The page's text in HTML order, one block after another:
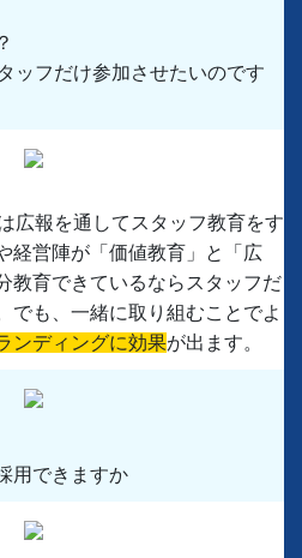
ッフだけ参加させたいのです
広報を通してスタッフ教育をす
経営陣が「価値教育」と「広
教育できているならスタッフだ
でも、一緒に取り組むことでよ
ンディングに効果が出ます。
用できますか